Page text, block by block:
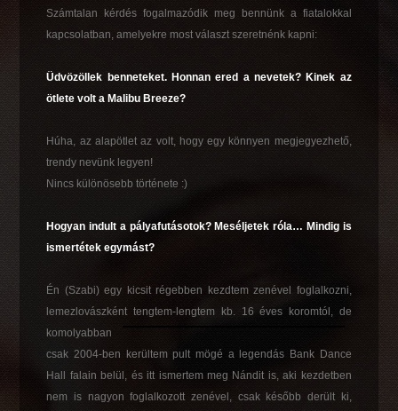
Számtalan kérdés fogalmazódik meg bennünk a fiatalokkal
kapcsolatban, amelyekre most választ szeretnénk kapni:
Üdvözöllek benneteket. Honnan ered a nevetek? Kinek az
ötlete volt a Malibu Breeze?
Húha, az alapötlet az volt, hogy egy könnyen megjegyezhető,
trendy nevünk legyen!
Nincs különösebb története :)
Hogyan indult a pályafutásotok? Meséljetek róla… Mindig is
ismertétek egymást?
Én (Szabi) egy kicsit régebben kezdtem zenével foglalkozni,
lemezlovászkénttengtem-lengtem kb. 16 éves koromtól, de
komolyabban
csak 2004-ben kerültem pult mögé a legendás Bank Dance
Hall falain belül, és itt ismertem meg Nándit is, aki kezdetben
nem is nagyon foglalkozott zenével, csak később derült ki,